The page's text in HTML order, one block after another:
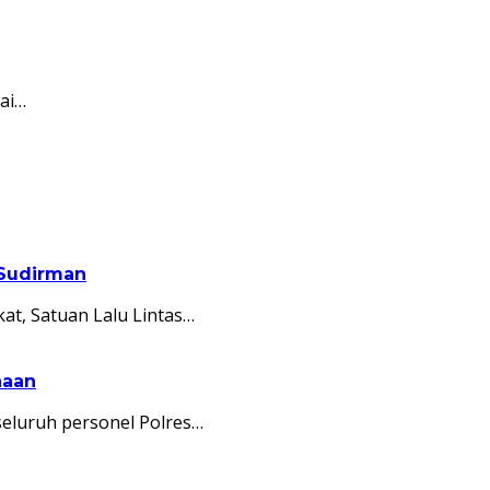
Satuan Lalu Lintas…
personel Polres…